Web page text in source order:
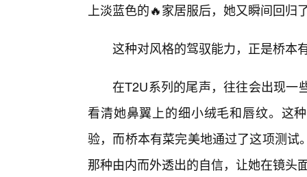
上淡蓝色的🔥家居服后，她又瞬间回归
这种对风格的驾驭能力，正是桥本
在T2U系列的尾声，往往会出现一
看清她鼻翼上的细小绒毛和唇纹。这
验，而桥本有菜完美地通过了这项测
那种由内而外透出的自信，让她在镜头